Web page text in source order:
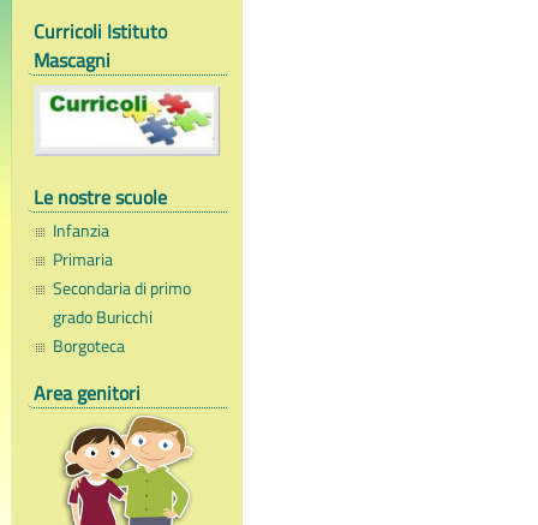
Curricoli Istituto
Mascagni
Le nostre scuole
Infanzia
Primaria
Secondaria di primo
grado Buricchi
Borgoteca
Area genitori